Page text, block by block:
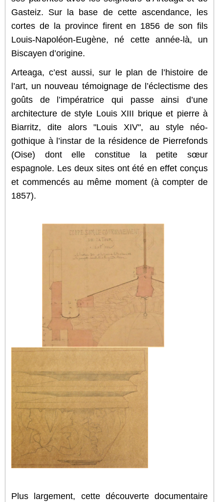
Gasteiz. Sur la base de cette ascendance, les
cortes de la province firent en 1856 de son fils
Louis-Napoléon-Eugène, né cette année-là, un
Biscayen d’origine.
Arteaga, c’est aussi, sur le plan de l’histoire de
l’art, un nouveau témoignage de l’éclectisme des
goûts de l’impératrice qui passe ainsi d’une
architecture de style Louis XIII brique et pierre à
Biarritz, dite alors "Louis XIV", au style néo-
gothique à l’instar de la résidence de Pierrefonds
(Oise) dont elle constitue la petite sœur
espagnole. Les deux sites ont été en effet conçus
et commencés au même moment (à compter de
1857).
Plus largement, cette découverte documentaire